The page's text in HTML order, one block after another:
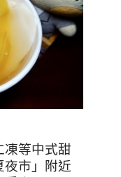
凍等中式甜
夜市」附近